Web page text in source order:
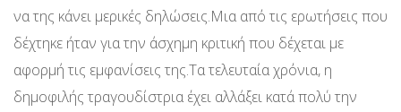
να της κάνει μερικές δηλώσεις.Μια από τις ερωτήσεις που
δέχτηκε ήταν για την άσχημη κριτική που δέχεται με
αφορμή τις εμφανίσεις της.Τα τελευταία χρόνια, η
δημοφιλής τραγουδίστρια έχει αλλάξει κατά πολύ την